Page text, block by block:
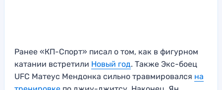
Ранее «КП-Спорт» писал о том, как в фигурном
катании встретили Новый год. Также Экс-боец
UFC Матеус Мендонка сильно травмировался на